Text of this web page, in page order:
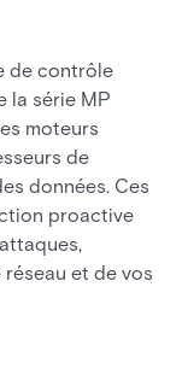
de contrôle
la série MP
moteurs
de
données. Ces
proactive
et de vos